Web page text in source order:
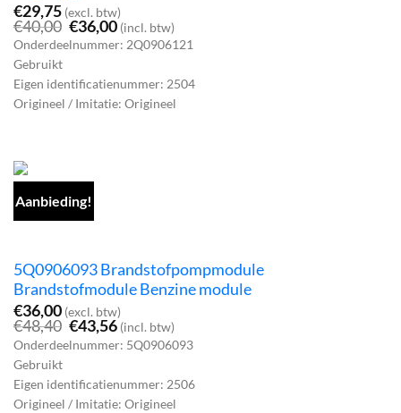
€29,75 (excl. btw)
€40,00 Oorspronkelijke
prijs
€36,00Huidige
prijs
(incl. btw)
Onderdeelnummer: 2Q0906121
Gebruikt
Eigen identificatienummer: 2504
Origineel / Imitatie: Origineel
Aanbieding!
5Q0906093 Brandstofpompmodule
Brandstofmodule Benzine module
€36,00 (excl. btw)
€48,40 Oorspronkelijke
prijs
was:
€43,56Huidige
prijs
is:
(incl. btw)
Onderdeelnummer: 5Q0906093
Gebruikt
Eigen identificatienummer: 2506
Origineel / Imitatie: Origineel